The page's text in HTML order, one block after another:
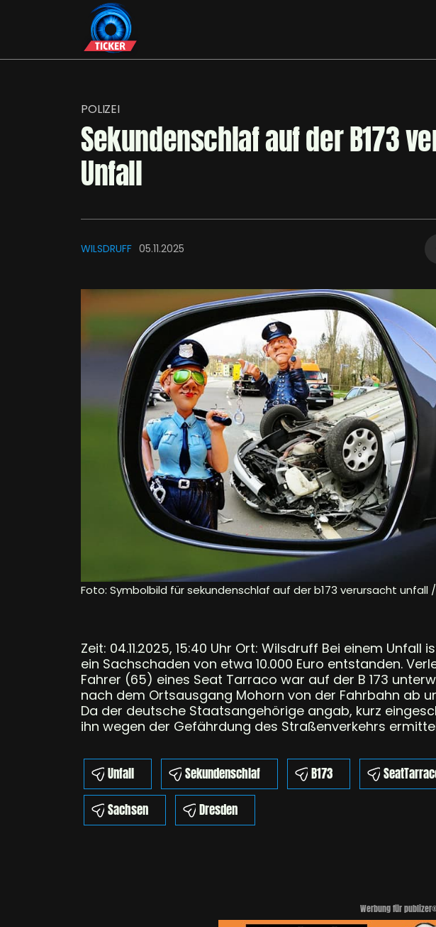
POLIZEI
Sekundenschlaf auf der B173
Unfall
WILSDRUFF 05.11.2025
Foto: Symbolbild für sekundenschlaf auf der b173 verursacht unfall
Zeit: 04.11.2025, 15:40 Uhr Ort: Wilsdruff Bei einem
ein Sachschaden von etwa 10.000 Euro entstanden.
Fahrer (65) eines Seat Tarraco war auf der B 173
nach dem Ortsausgang Mohorn von der Fahrbahn ab
Da der deutsche Staatsangehörige angab, kurz
ihn wegen der Gefährdung des Straßenverkehrs
Unfall Sekundenschlaf B173
Sachsen
Dresden
Werbung für